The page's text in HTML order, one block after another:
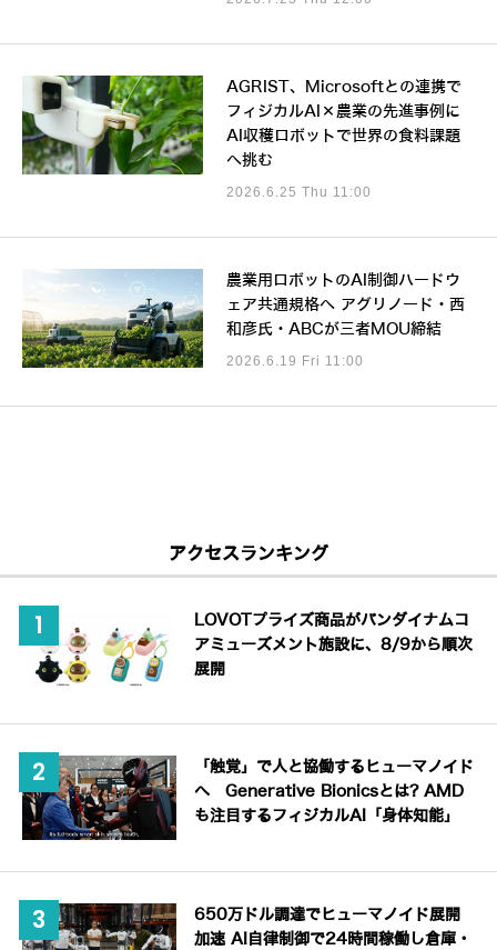
AGRIST、Microsoftとの連携で
フィジカルAI×農業の先進事例に
AI収穫ロボットで世界の食料課題
へ挑む
2026.6.25 Thu 11:00
農業用ロボットのAI制御ハードウ
ェア共通規格へ アグリノード・西
和彦氏・ABCが三者MOU締結
2026.6.19 Fri 11:00
アクセスランキング
LOVOTプライズ商品がバンダイナムコ
アミューズメント施設に、8/9から順次
展開
「触覚」で人と協働するヒューマノイド
へ Generative Bionicsとは? AMD
も注目するフィジカルAI「身体知能」
650万ドル調達でヒューマノイド展開
加速 AI自律制御で24時間稼働し倉庫・